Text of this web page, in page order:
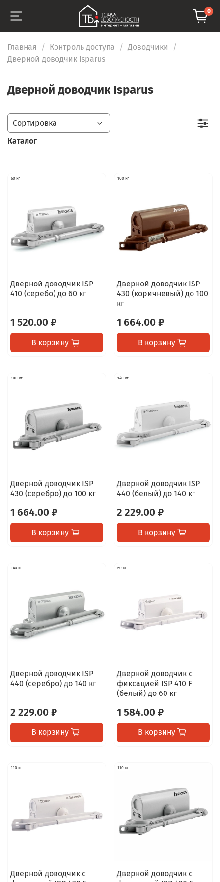
0
Главная Контроль доступа
Доводчики
Дверной доводчик Isparus
Дверной доводчик Isparus
60 кг
Дверной доводчик ISP
410 (серебо) до 60 кг
1 520.00 ₽
В корзину
100 кг
Дверной доводчик ISP
430 (коричневый) до 100
кг
1 664.00 ₽
В корзину
100 кг
Дверной доводчик ISP
430 (серебро) до 100 кг
1 664.00 ₽
В корзину
140 кг
Дверной доводчик ISP
440 (белый) до 140 кг
2 229.00 ₽
В корзину
140 кг
Дверной доводчик ISP
440 (серебро) до 140 кг
2 229.00 ₽
В корзину
60 кг
Дверной доводчик с
фиксацией ISP 410 F
(белый) до 60 кг
1 584.00 ₽
В корзину
110 кг
Дверной доводчик с
110 кг
Дверной доводчик с
Каталог